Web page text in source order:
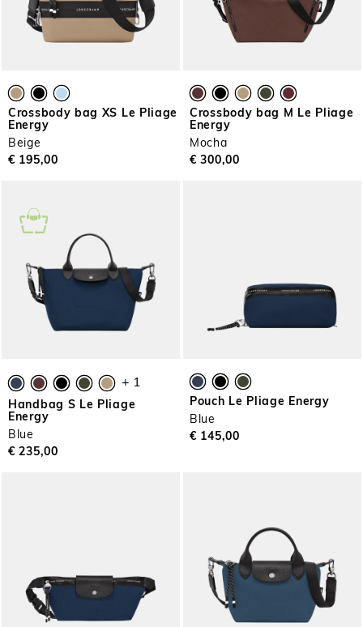
Crossbody bag XS Le Pliage
Energy
Beige
€ 195,00
Crossbody bag M Le Pliage
Energy
Mocha
€ 300,00
+ 1
Handbag S Le Pliage
Energy
Blue
€ 235,00
Pouch Le Pliage Energy
Blue
€ 145,00